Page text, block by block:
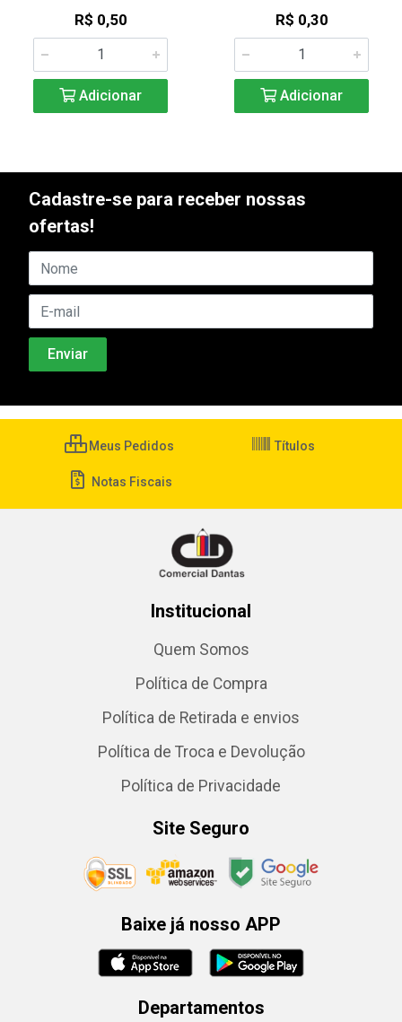
R$ 0,50
Adicionar
R$ 0,30
Adicionar
Cadastre-se para receber nossas
ofertas!
Meus Pedidos Títulos
Notas Fiscais
Institucional
Quem Somos
Política de Compra
Política de Retirada e envios
Política de Troca e Devolução
Política de Privacidade
Site Seguro
Baixe já nosso APP
Departamentos